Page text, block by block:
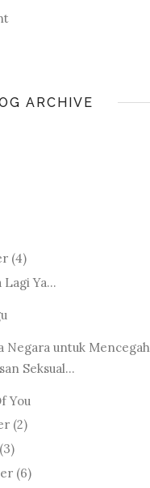
ARCHIVE
(4)
Ya...
Negara untuk Mencegah
Seksual...
You
(2)
(3)
(6)